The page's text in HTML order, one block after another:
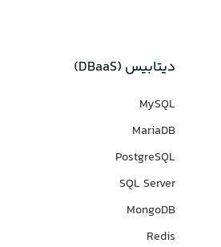
دیتابیس‌ (DBaaS)
MySQL
MariaDB
PostgreSQL
SQL Server
MongoDB
Redis